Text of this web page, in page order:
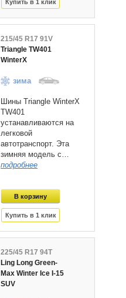
215/45 R17 91V
Triangle TW401
WinterX
зима
Шины Triangle WinterX
TW401
устанавливаются на
легковой
автотранспорт. Эта
зимняя модель с…
подробнее
225/45 R17 94T
Ling Long Green-
Max Winter Ice I-15
SUV